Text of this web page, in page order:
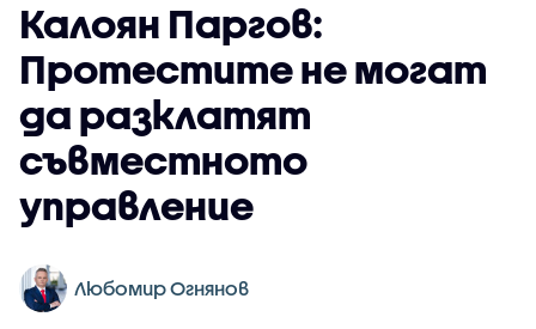
Калоян Паргов:
Протестите не могат
да разклатят
съвместното
управление
Любомир Огнянов